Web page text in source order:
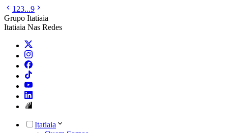
1 23...9
Grupo Itatiaia
Itatiaia Nas Redes
Itatiaia